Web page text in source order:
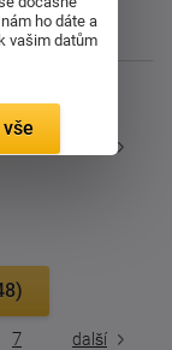
7 další
ho dáte a
vašim datům